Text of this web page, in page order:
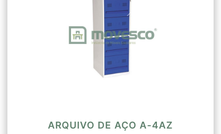
ARQUIVO DE AÇO A-4AZ